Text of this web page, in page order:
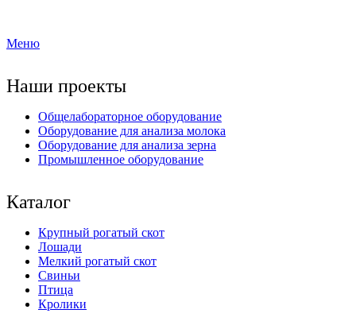
Меню
Наши проекты
Общелабораторное оборудование
Оборудование для анализа молока
Оборудование для анализа зерна
Промышленное оборудование
Каталог
Крупный рогатый скот
Лошади
Мелкий рогатый скот
Свиньи
Птица
Кролики